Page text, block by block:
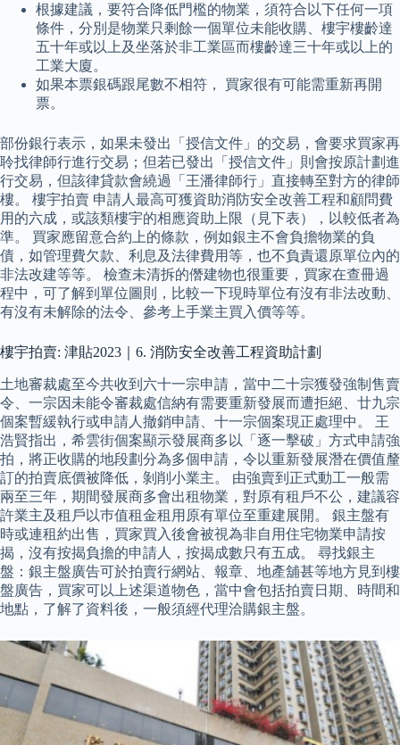
根據建議，要符合降低門檻的物業，須符合以下任何一項
條件，分別是物業只剩餘一個單位未能收購、樓宇樓齡達
五十年或以上及坐落於非工業區而樓齡達三十年或以上的
工業大廈。
如果本票銀碼跟尾數不相符， 買家很有可能需重新再開
票。
部份銀行表示，如果未發出「授信文件」的交易，會要求買家再
聆找律師行進行交易；但若已發出「授信文件」則會按原計劃進
行交易，但該律貸款會繞過「王潘律師行」直接轉至對方的律師
樓。 樓宇拍賣 申請人最高可獲資助消防安全改善工程和顧問費
用的六成，或該類樓宇的相應資助上限（見下表），以較低者為
準。 買家應留意合約上的條款，例如銀主不會負擔物業的負
債，如管理費欠款、利息及法律費用等，也不負責還原單位內的
非法改建等等。 檢查未清拆的僭建物也很重要，買家在查冊過
程中，可了解到單位圖則，比較一下現時單位有沒有非法改動、
有沒有未解除的法令、參考上手業主買入價等等。
樓宇拍賣: 津貼2023｜6. 消防安全改善工程資助計劃
土地審裁處至今共收到六十一宗申請，當中二十宗獲發強制售賣
令、一宗因未能令審裁處信納有需要重新發展而遭拒絕、廿九宗
個案暫緩執行或申請人撤銷申請、十一宗個案現正處理中。 王
浩賢指出，希雲街個案顯示發展商多以「逐一擊破」方式申請強
拍，將正收購的地段劃分為多個申請，令以重新發展潛在價值釐
訂的拍賣底價被降低，剝削小業主。 由強賣到正式動工一般需
兩至三年，期間發展商多會出租物業，對原有租戶不公，建議容
許業主及租戶以巿值租金租用原有單位至重建展開。 銀主盤有
時或連租約出售，買家買入後會被視為非自用住宅物業申請按
揭，沒有按揭負擔的申請人，按揭成數只有五成。 尋找銀主
盤：銀主盤廣告可於拍賣行網站、報章、地產舖甚等地方見到樓
盤廣告，買家可以上述渠道物色，當中會包括拍賣日期、時間和
地點，了解了資料後，一般須經代理洽購銀主盤。